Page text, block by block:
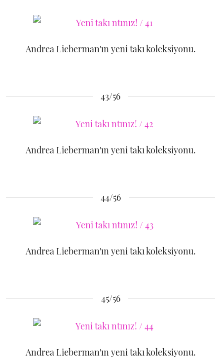
Andrea Lieberman'ın yeni takı koleksiyonu.
43/56
Andrea Lieberman'ın yeni takı koleksiyonu.
44/56
Andrea Lieberman'ın yeni takı koleksiyonu.
45/56
Andrea Lieberman'ın yeni takı koleksiyonu.